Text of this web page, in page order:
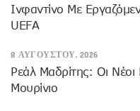
Ινφαντίνο Με
UEFA
8 ΑΥΓΟΎΣΤΟΥ, 2026
Ρεάλ Μαδρίτης: Οι
Μουρίνιο